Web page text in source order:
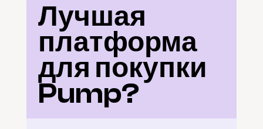
Лучшая
платформа
для покупки
Pump?